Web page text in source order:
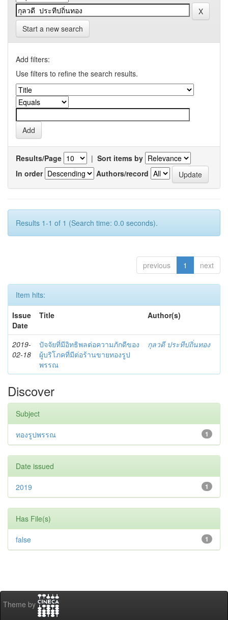
Start a new search
Add filters:
Use filters to refine the search results.
Results/Page | Sort items by
In order
Authors/record
Results 1-1 of 1 (Search time: 0.0 seconds).
previous 1 next
Item hits:
Issue
Date
Title Author(s)
2019-
02-18
ปัจจัยที่มีอิทธิพลต่อความภักดีของ
ผู้บริโภคที่มีต่อร้านขายทองรูป
พรรณ
กุลวดี ประทีปถิ่นทอง
Discover
Subject
1
ทองรูปพรรณ
Date issued
1
2019
Has File(s)
1
false
Theme by